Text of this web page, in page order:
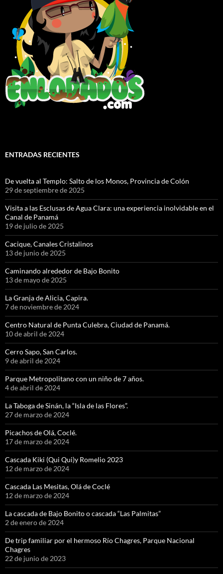
ENTRADAS RECIENTES
De vuelta al Templo: Salto de los Monos, Provincia de Colón
29 de septiembre de 2025
Visita a las Esclusas de Agua Clara: una experiencia inolvidable en el
Canal de Panamá
19 de julio de 2025
Cacique, Canales Cristalinos
13 de junio de 2025
Caminando alrededor de Bajo Bonito
13 de mayo de 2025
La Granja de Alicia, Capira.
7 de noviembre de 2024
Centro Natural de Punta Culebra, Ciudad de Panamá.
10 de abril de 2024
Cerro Sapo, San Carlos.
9 de abril de 2024
Parque Metropolitano con un niño de 7 años.
4 de abril de 2024
La Taboga de Sinán, la “Isla de las Flores”.
27 de marzo de 2024
Picachos de Olá, Coclé.
17 de marzo de 2024
Cascada Kiki (Qui Qui)y Romelio 2023
12 de marzo de 2024
Cascada Las Mesitas, Olá de Coclé
12 de marzo de 2024
La cascada de Bajo Bonito o cascada “Las Palmitas”
2 de enero de 2024
De trip familiar por el hermoso Río Chagres, Parque Nacional
Chagres
22 de junio de 2023